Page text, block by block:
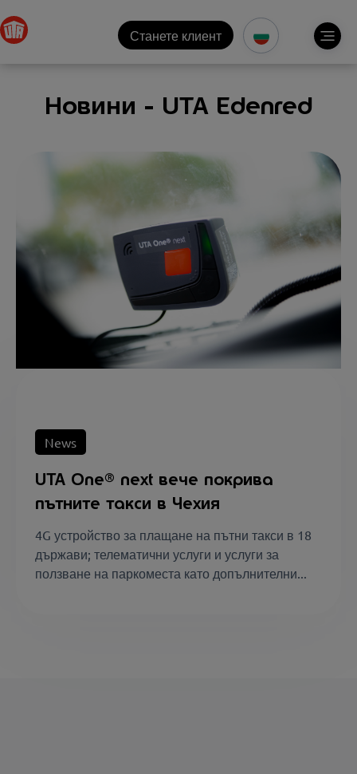
Станете клиент
Новини - UTA Edenred
News
UTA One® next вече покрива
пътните такси в Чехия
4G устройство за плащане на пътни такси в 18
държави; телематични услуги и услуги за
ползване на паркоместа като допълнителни...